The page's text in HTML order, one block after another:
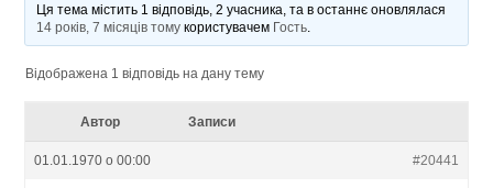
Ця тема містить 1 відповідь, 2 учасника, та в останнє оновлялася
14 років, 7 місяців томукористувачем Гость.
Відображена 1 відповідь на дану тему
Автор Записи
01.01.1970 о 00:00 #20441